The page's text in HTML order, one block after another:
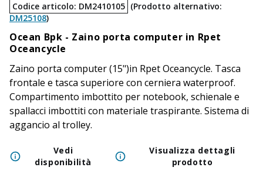
Codice articolo: DM2410105 (Prodotto alternativo:
DM25108)
Ocean Bpk - Zaino porta computer in Rpet
Oceancycle
Zaino porta computer (15")in Rpet Oceancycle. Tasca
frontale e tasca superiore con cerniera waterproof.
Compartimento imbottito per notebook, schienale e
spallacci imbottiti con materiale traspirante. Sistema di
aggancio al trolley.
Vedi
disponibilità
Visualizza dettagli
prodotto